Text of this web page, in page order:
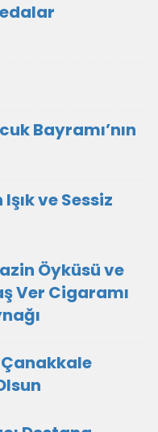
Bayramı’nın
ve Sessiz
Öyküsü ve
Ver Cigaramı